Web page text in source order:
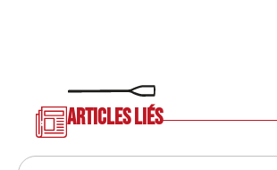
Articles liés